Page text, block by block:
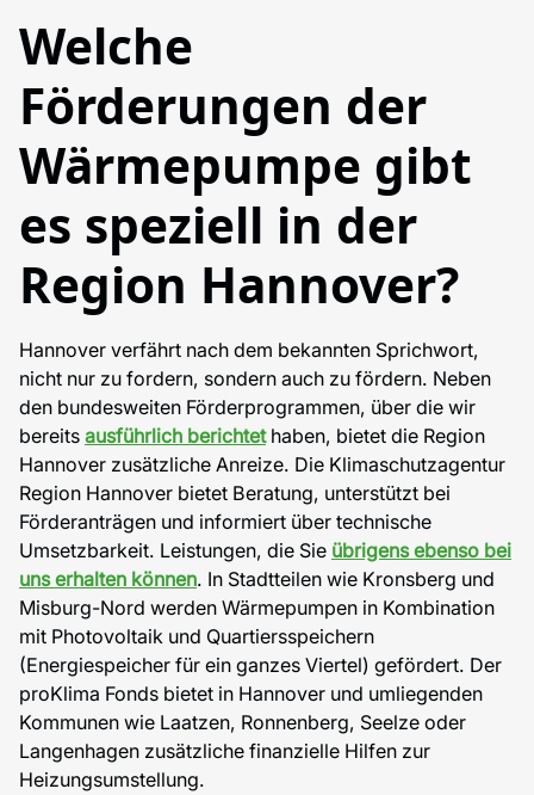
Welche
Förderungen der
Wärmepumpe gibt
es speziell in der
Region Hannover?
Hannover verfährt nach dem bekannten Sprichwort,
nicht nur zu fordern, sondern auch zu fördern. Neben
den bundesweiten Förderprogrammen, über die wir
bereits ausführlich berichtethaben, bietet die Region
Hannover zusätzliche Anreize. Die Klimaschutzagentur
Region Hannover bietet Beratung, unterstützt bei
Förderanträgen und informiert über technische
Umsetzbarkeit. Leistungen, die Sie übrigens ebenso bei
uns erhalten können. In Stadtteilen wie Kronsberg und
Misburg-Nord werden Wärmepumpen in Kombination
mit Photovoltaik und Quartiersspeichern
(Energiespeicher für ein ganzes Viertel) gefördert. Der
proKlima Fonds bietet in Hannover und umliegenden
Kommunen wie Laatzen, Ronnenberg, Seelze oder
Langenhagen zusätzliche finanzielle Hilfen zur
Heizungsumstellung.